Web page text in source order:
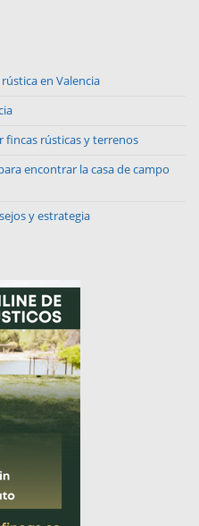
en Valencia
fincas rústicas y terrenos
encontrar la casa de campo
y estrategia